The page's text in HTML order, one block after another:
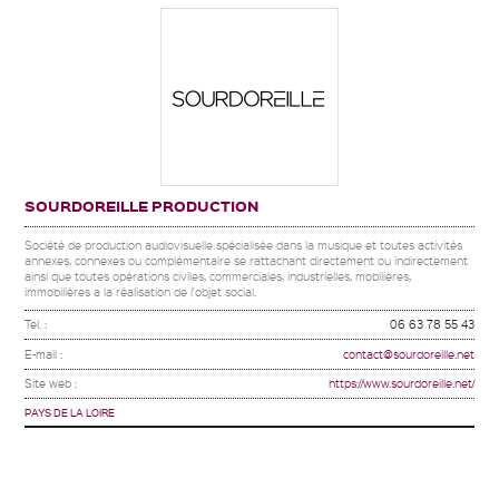
SOURDOREILLE PRODUCTION
Société de production audiovisuelle spécialisée dans la musique et toutes activités
annexes, connexes ou complémentaire se rattachant directement ou indirectement
ainsi que toutes opérations civiles, commerciales, industrielles, mobilières,
immobilières a la réalisation de l'objet social.
Tel. : 06 63 78 55 43
E-mail : contact@sourdoreille.net
Site web : https://www.sourdoreille.net/
PAYS DE LA LOIRE